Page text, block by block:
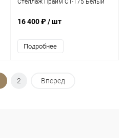
16 400 ₽/ шт
Подробнее
2 Вперед